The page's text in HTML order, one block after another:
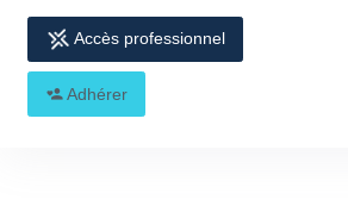
Accès professionnel
Adhérer
Accueil ACTIONS ET OUTILS
Maitres de stage